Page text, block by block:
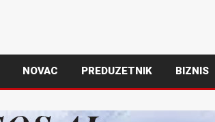
NOVAC PREDUZETNIK BIZNIS